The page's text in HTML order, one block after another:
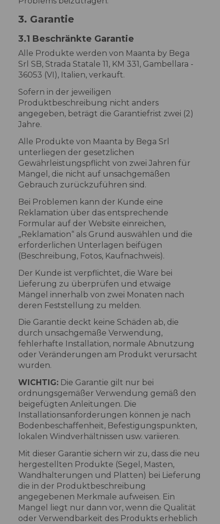
3. Garantie
3.1 Beschränkte Garantie
Alle Produkte werden von Maanta by Bega
Srl SB, Strada Statale 11, KM 331, Gambellara -
36053 (VI), Italien, verkauft.
Sofern in der jeweiligen
Produktbeschreibung nicht anders
angegeben, beträgt die Garantiefrist zwei (2)
Jahre.
Alle Produkte von Maanta by Bega Srl
unterliegen der gesetzlichen
Gewährleistungspflicht von zwei Jahren für
Mängel, die nicht auf unsachgemäßen
Gebrauch zurückzuführen sind.
Bei Problemen kann der Kunde eine
Reklamation über das entsprechende
Formular auf der Website einreichen,
„Reklamation“ als Grund auswählen und die
erforderlichen Unterlagen beifügen
(Beschreibung, Fotos, Kaufnachweis).
Der Kunde ist verpflichtet, die Ware bei
Lieferung zu überprüfen und etwaige
Mängel innerhalb von zwei Monaten nach
deren Feststellung zu melden.
Die Garantie deckt keine Schäden ab, die
durch unsachgemäße Verwendung,
fehlerhafte Installation, normale Abnutzung
oder Veränderungen am Produkt verursacht
wurden.
WICHTIG:Die Garantie gilt nur bei
ordnungsgemäßer Verwendung gemäß den
beigefügten Anleitungen. Die
Installationsanforderungen können je nach
Bodenbeschaffenheit, Befestigungspunkten,
lokalen Windverhältnissen usw. variieren.
Mit dieser Garantie sichern wir zu, dass die neu
hergestellten Produkte (Segel, Masten,
Wandhalterungen und Platten) bei Lieferung
die in der Produktbeschreibung
angegebenen Merkmale aufweisen. Ein
Mangel liegt nur dann vor, wenn die Qualität
oder Verwendbarkeit des Produkts erheblich